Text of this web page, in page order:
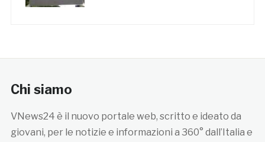
Chi siamo
VNews24 è il nuovo portale web, scritto e ideato da
giovani, per le notizie e informazioni a 360° dall’Italia e